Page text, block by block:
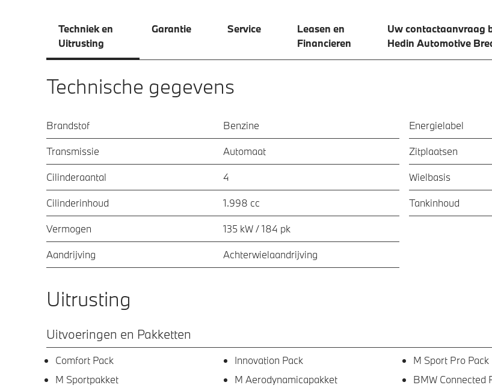
Techniek en
Uitrusting
Garantie Service
Leasen en
Financieren
Uw contactaanvraag
Hedin Automotive
Technische gegevens
Brandstof Benzine
Transmissie Automaat
Cilinderaantal 4
Cilinderinhoud 1.998 cc
Vermogen 135 kW / 184 pk
Aandrijving Achterwielaandrijving
Energielabel
Zitplaatsen
Wielbasis
Tankinhoud
Uitrusting
Uitvoeringen en Pakketten
Comfort Pack Innovation Pack M Sport Pro Pack
M Sportpakket
M Aerodynamicapakket BMW Connected